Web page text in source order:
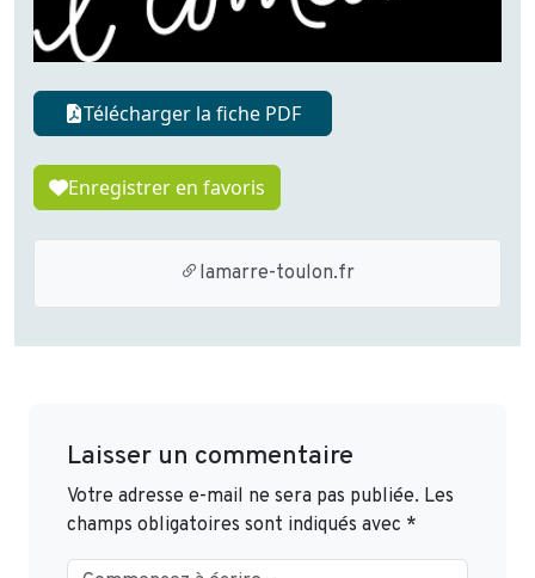
Télécharger la fiche PDF
Enregistrer en favoris
lamarre-toulon.fr
Laisser un commentaire
Votre adresse e-mail ne sera pas publiée. Les
champs obligatoires sont indiqués avec *